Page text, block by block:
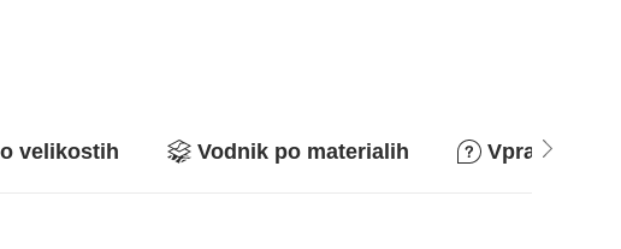
velikostih Vodnik po materialih Vprašanja